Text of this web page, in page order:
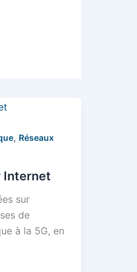
, Réseaux
Internet
sur
de
à la 5G, en